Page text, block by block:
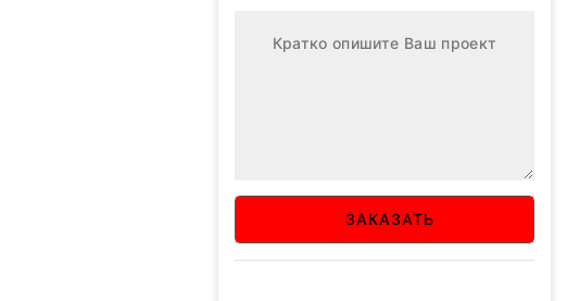
ЗАКАЗАТЬ